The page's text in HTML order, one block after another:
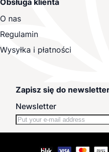
Obsługa klienta
O nas
Regulamin
Wysyłka i płatności
Zapisz się do
Newsletter